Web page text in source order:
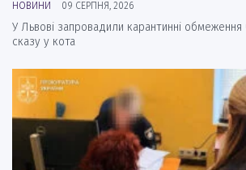
НОВИНИ 09 СЕРПНЯ, 2026
У Львові запровадили карантинні
сказу у кота